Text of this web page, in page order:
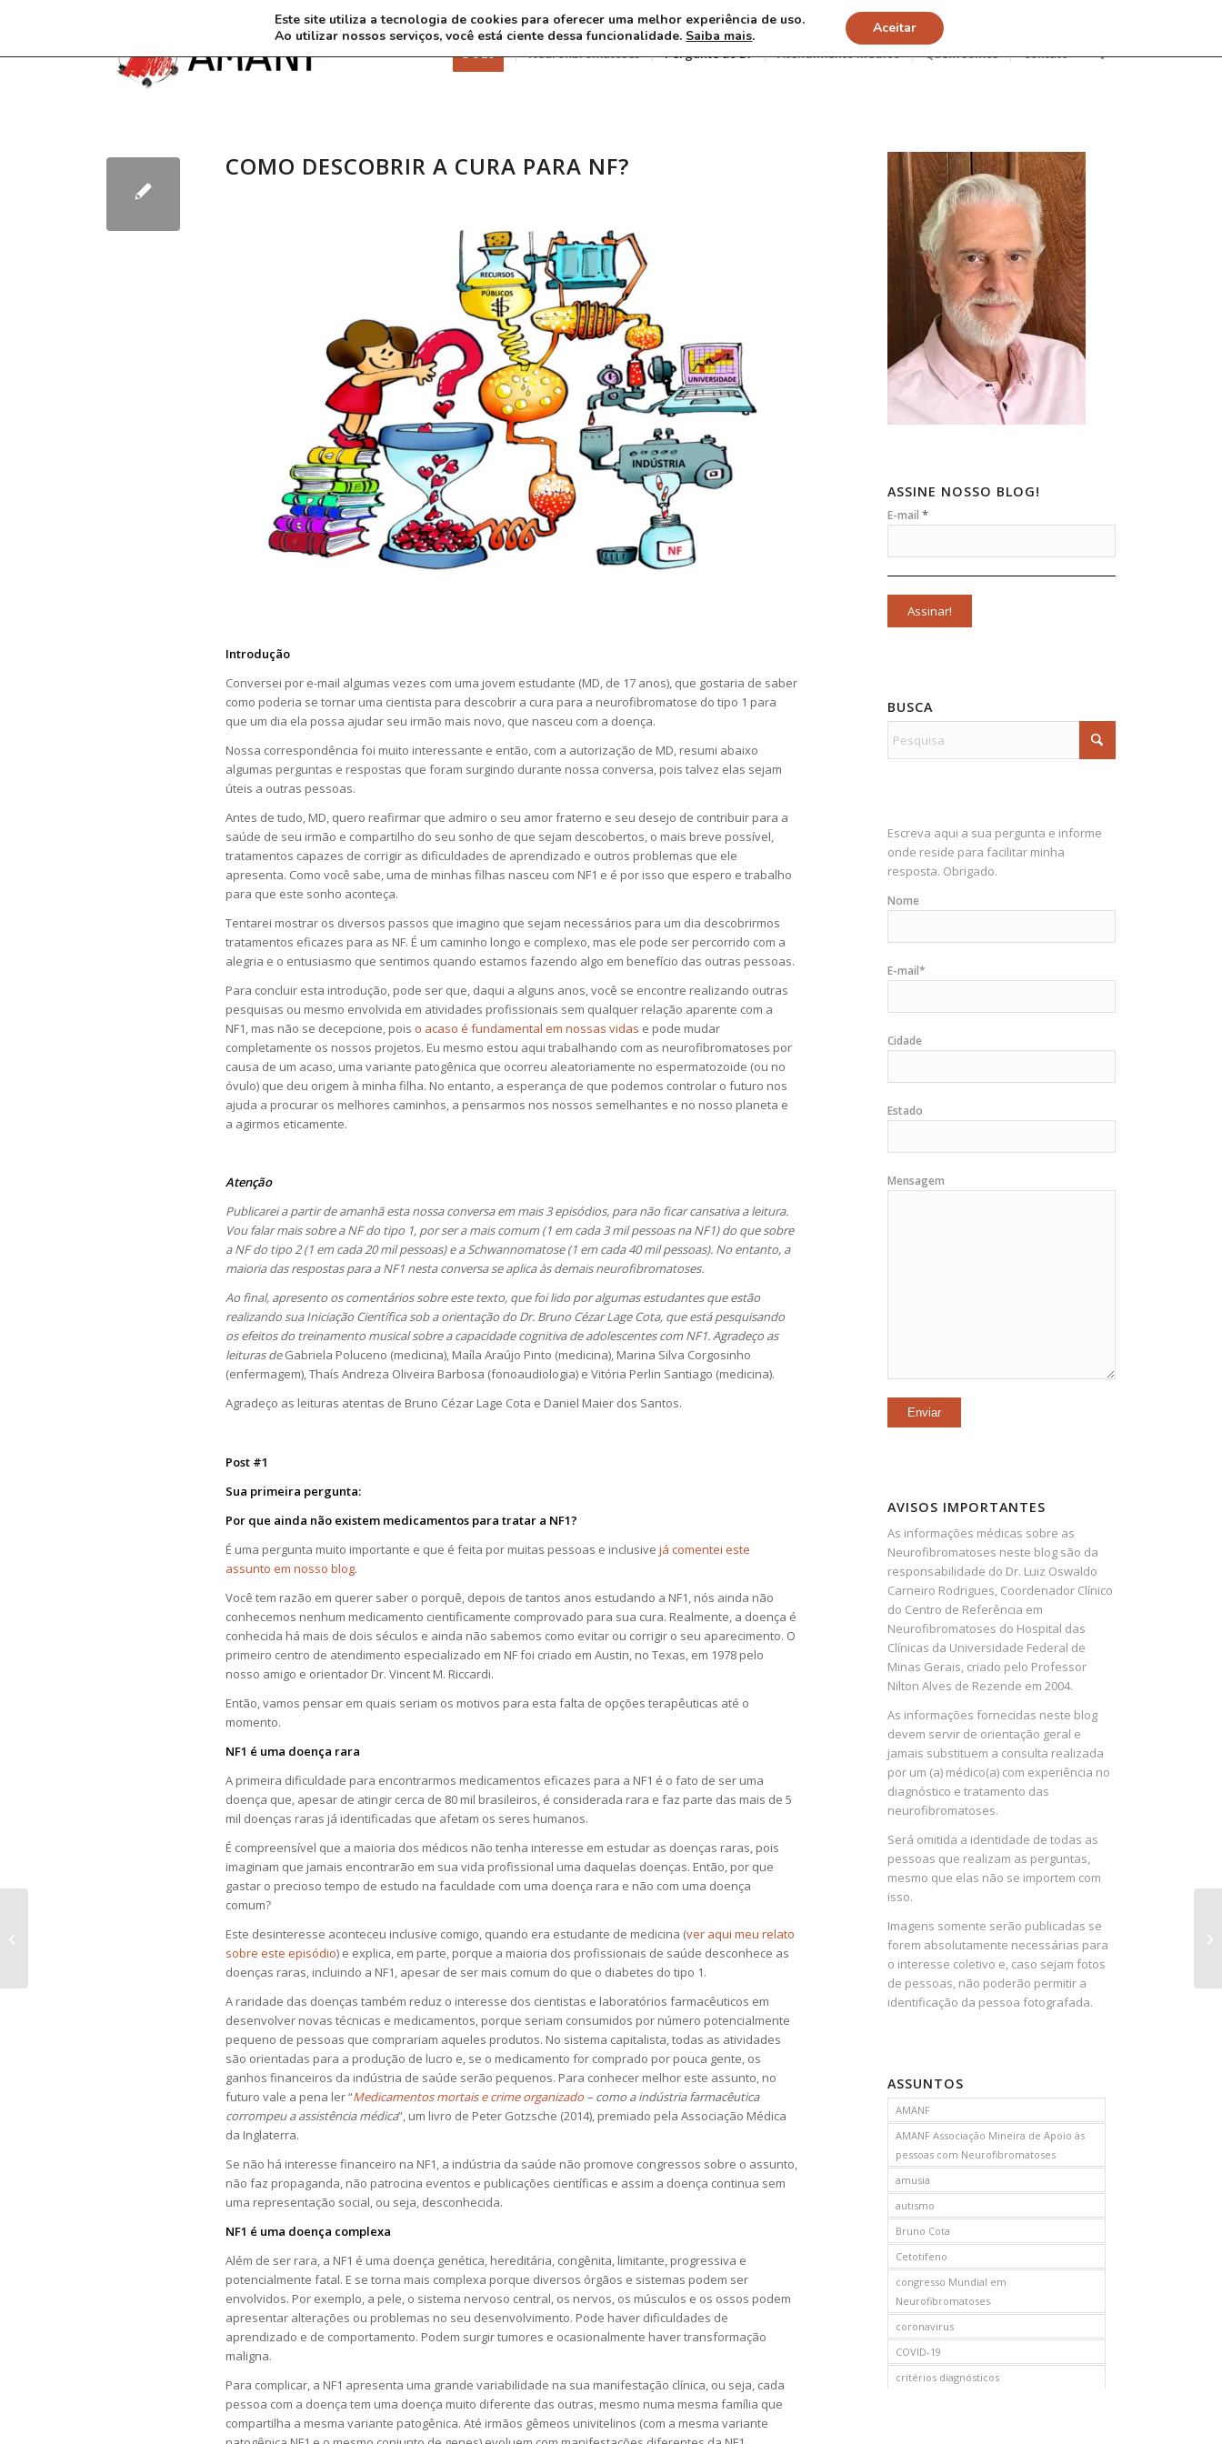
3 8 26 Neurofibromatoses Pergunte ao Dr Atendimento Médico Quem somos Contato
COMO DESCOBRIR A CURA PARA NF?
Introdução
Conversei por e-mail algumas vezes com uma jovem estudante (MD, de 17 anos), que gostaria de saber
como poderia se tornar uma cientista para descobrir a cura para a neurofibromatose do tipo 1 para
que um dia ela possa ajudar seu irmão mais novo, que nasceu com a doença.
Nossa correspondência foi muito interessante e então, com a autorização de MD, resumi abaixo
algumas perguntas e respostas que foram surgindo durante nossa conversa, pois talvez elas sejam
úteis a outras pessoas.
Antes de tudo, MD, quero reafirmar que admiro o seu amor fraterno e seu desejo de contribuir para a
saúde de seu irmão e compartilho do seu sonho de que sejam descobertos, o mais breve possível,
tratamentos capazes de corrigir as dificuldades de aprendizado e outros problemas que ele
apresenta. Como você sabe, uma de minhas filhas nasceu com NF1 e é por isso que espero e trabalho
para que este sonho aconteça.
Tentarei mostrar os diversos passos que imagino que sejam necessários para um dia descobrirmos
tratamentos eficazes para as NF. É um caminho longo e complexo, mas ele pode ser percorrido com a
alegria e o entusiasmo que sentimos quando estamos fazendo algo em benefício das outras pessoas.
Para concluir esta introdução, pode ser que, daqui a alguns anos, você se encontre realizando outras
pesquisas ou mesmo envolvida em atividades profissionais sem qualquer relação aparente com a
NF1, mas não se decepcione, pois o acaso é fundamental em nossas vidas e pode mudar
completamente os nossos projetos. Eu mesmo estou aqui trabalhando com as neurofibromatoses por
causa de um acaso, uma variante patogênica que ocorreu aleatoriamente no espermatozoide (ou no
óvulo) que deu origem à minha filha. No entanto, a esperança de que podemos controlar o futuro nos
ajuda a procurar os melhores caminhos, a pensarmos nos nossos semelhantes e no nosso planeta e
a agirmos eticamente.
Atenção
Publicarei a partir de amanhã esta nossa conversa em mais 3 episódios, para não ficar cansativa a leitura.
Vou falar mais sobre a NF do tipo 1, por ser a mais comum (1 em cada 3 mil pessoas na NF1) do que sobre
a NF do tipo 2 (1 em cada 20 mil pessoas) e a Schwannomatose (1 em cada 40 mil pessoas). No entanto, a
maioria das respostas para a NF1 nesta conversa se aplica às demais neurofibromatoses.
Ao final, apresento os comentários sobre este texto, que foi lido por algumas estudantes que estão
realizando sua Iniciação Científica sob a orientação do Dr. Bruno Cézar Lage Cota, que está pesquisando
os efeitos do treinamento musical sobre a capacidade cognitiva de adolescentes com NF1. Agradeço as
leituras deGabriela Poluceno (medicina), Maíla Araújo Pinto (medicina), Marina Silva Corgosinho
(enfermagem), Thaís Andreza Oliveira Barbosa (fonoaudiologia) e Vitória Perlin Santiago (medicina).
Agradeço as leituras atentas de Bruno Cézar Lage Cota e Daniel Maier dos Santos.
Post #1
Sua primeira pergunta:
Por que ainda não existem medicamentos para tratar a NF1?
É uma pergunta muito importante e que é feita por muitas pessoas e inclusivejá comentei este
assunto em nosso blog.
Você tem razão em querer saber o porquê, depois de tantos anos estudando a NF1, nós ainda não
conhecemos nenhum medicamento cientificamente comprovado para sua cura. Realmente, a doença é
conhecida há mais de dois séculos e ainda não sabemos como evitar ou corrigir o seu aparecimento. O
primeiro centro de atendimento especializado em NF foi criado em Austin, no Texas, em 1978 pelo
nosso amigo e orientador Dr. Vincent M. Riccardi.
Então, vamos pensar em quais seriam os motivos para esta falta de opções terapêuticas até o
momento.
NF1 é uma doença rara
A primeira dificuldade para encontrarmos medicamentos eficazes para a NF1 é o fato de ser uma
doença que, apesar de atingir cerca de 80 mil brasileiros, é considerada rara e faz parte das mais de 5
mil doenças raras já identificadas que afetam os seres humanos.
É compreensível que a maioria dos médicos não tenha interesse em estudar as doenças raras, pois
imaginam que jamais encontrarão em sua vida profissional uma daquelas doenças. Então, por que
gastar o precioso tempo de estudo na faculdade com uma doença rara e não com uma doença
comum?
Este desinteresse aconteceu inclusive comigo, quando era estudante de medicina (ver aqui meu relato
sobre este episódio) e explica, em parte, porque a maioria dos profissionais de saúde desconhece as
doenças raras, incluindo a NF1, apesar de ser mais comum do que o diabetes do tipo 1.
A raridade das doenças também reduz o interesse dos cientistas e laboratórios farmacêuticos em
desenvolver novas técnicas e medicamentos, porque seriam consumidos por número potencialmente
pequeno de pessoas que comprariam aqueles produtos. No sistema capitalista, todas as atividades
são orientadas para a produção de lucro e, se o medicamento for comprado por pouca gente, os
ganhos financeiros da indústria de saúde serão pequenos. Para conhecer melhor este assunto, no
futuro vale a pena ler “Medicamentos mortais e crime organizado – como a indústria farmacêutica
corrompeu a assistência médica”, um livro de Peter Gotzsche (2014), premiado pela Associação Médica
da Inglaterra.
Se não há interesse financeiro na NF1, a indústria da saúde não promove congressos sobre o assunto,
não faz propaganda, não patrocina eventos e publicações científicas e assim a doença continua sem
uma representação social, ou seja, desconhecida.
NF1 é uma doença complexa
Além de ser rara, a NF1 é uma doença genética, hereditária, congênita, limitante, progressiva e
potencialmente fatal. E se torna mais complexa porque diversos órgãos e sistemas podem ser
envolvidos. Por exemplo, a pele, o sistema nervoso central, os nervos, os músculos e os ossos podem
apresentar alterações ou problemas no seu desenvolvimento. Pode haver dificuldades de
aprendizado e de comportamento. Podem surgir tumores e ocasionalmente haver transformação
maligna.
Para complicar, a NF1 apresenta uma grande variabilidade na sua manifestação clínica, ou seja, cada
pessoa com a doença tem uma doença muito diferente das outras, mesmo numa mesma família que
compartilha a mesma variante patogênica. Até irmãos gêmeos univitelinos (com a mesma variante
ASSINE NOSSO BLOG!
E-mail*
BUSCA
Escreva aqui a sua pergunta e informe
onde reside para facilitar minha
resposta. Obrigado.
Nome
E-mail*
Cidade
Estado
Mensagem
AVISOS IMPORTANTES
As informações médicas sobre as
Neurofibromatoses neste blog são da
responsabilidade do Dr. Luiz Oswaldo
Carneiro Rodrigues, Coordenador Clínico
do Centro de Referência em
Neurofibromatoses do Hospital das
Clínicas da Universidade Federal de
Minas Gerais, criado pelo Professor
Nilton Alves de Rezende em 2004.
As informações fornecidas neste blog
devem servir de orientação geral e
jamais substituem a consulta realizada
por um (a) médico(a) com experiência no
diagnóstico e tratamento das
neurofibromatoses.
Será omitida a identidade de todas as
pessoas que realizam as perguntas,
mesmo que elas não se importem com
isso.
Imagens somente serão publicadas se
forem absolutamente necessárias para
o interesse coletivo e, caso sejam fotos
de pessoas, não poderão permitir a
identificação da pessoa fotografada.
ASSUNTOS
AMANF
AMANF Associação Mineira de Apoio às
pessoas com Neurofibromatoses
amusia
autismo
Bruno Cota
Cetotifeno
congresso Mundial em
Neurofibromatoses
coronavirus
COVID-19
critérios diagnósticos
Este site utiliza a tecnologia de cookies para oferecer uma melhor experiência de uso.
Ao utilizar nossos serviços, você está ciente dessa funcionalidade. Saiba mais. Aceitar